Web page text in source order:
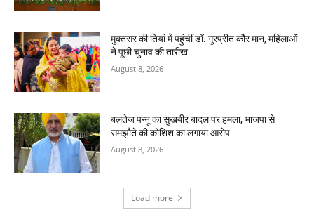
मुक्तसर की तियां में पहुंचीं डॉ. गुरप्रीत कौर मान, महिलाओं
ने पूछी चुनाव की तारीख
August 8, 2026
बलतेज पन्नू का सुखबीर बादल पर हमला, भाजपा से
समझौते की कोशिश का लगाया आरोप
August 8, 2026
Load more